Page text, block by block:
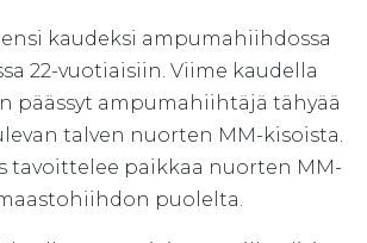
kaudeksi ampumahiihdossa
22-vuotiaisiin. Viime kaudella
päässyt ampumahiihtäjä tähyää
talven nuorten MM-kisoista.
tavoittelee paikkaa nuorten MM-
puolelta.